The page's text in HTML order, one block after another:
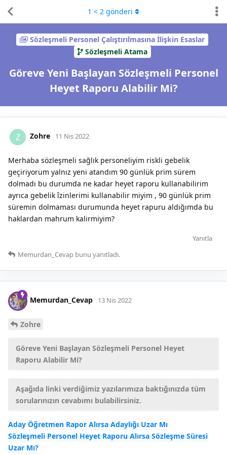
Sözleşmeli Personel Çalıştırılmasına İlişkin Esaslar
Sözleşmeli Atama
Göreve Yeni Başlayan Sözleşmeli Personel
Heyet Raporu Alabilir Mi?
1 < 2 gönderi
Z Zohre 11 Nis 2022
Merhaba sözleşmeli sağlık personeliyim riskli gebelik
geçiriyorum yalnız yeni atandım 90 günlük prim sürem
dolmadı bu durumda ne kadar heyet raporu kullanabilirim
ayrıca gebelik îzinlerimi kullanabilir miyim , 90 günlük prim
süremin dolmaması durumunda heyet rapuru aldığımda bu
haklardan mahrum kalirmiyim?
Yanıtla
Memurdan_Cevap bunu yanıtladı.
Memurdan_Cevap 13 Nis 2022
Zohre
Göreve Yeni Başlayan Sözleşmeli Personel Heyet
Raporu Alabilir Mi?
Aşağıda linki verdiğimiz yazılarımıza baktığınızda tüm
sorularınızın cevabımı bulabilirsiniz.
Aday Öğretmen Rapor Alırsa Adaylığı Uzar Mı
Sözleşmeli Personel Heyet Raporu Alırsa Sözleşme Süresi
Uzar Mı?